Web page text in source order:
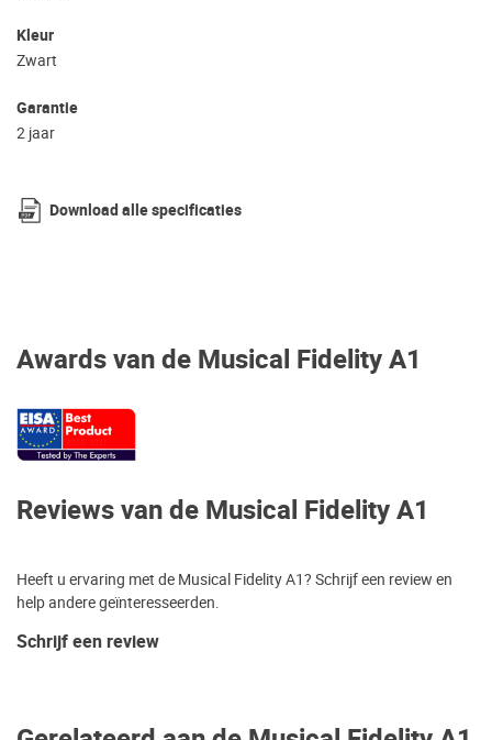
Kleur
Zwart
Garantie
2 jaar
Download alle specificaties
Awards van de Musical Fidelity A1
Reviews van de Musical Fidelity A1
Heeft u ervaring met de Musical Fidelity A1? Schrijf een review en
help andere geïnteresseerden.
Schrijf een review